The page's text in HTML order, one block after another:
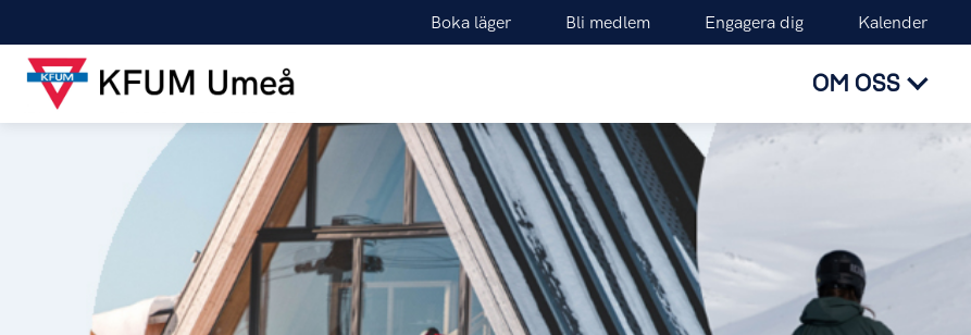
Boka läger Bli medlem Engagera dig Kalender
OM OSS